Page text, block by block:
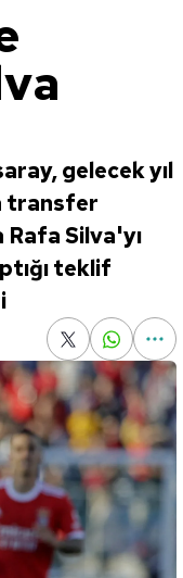
gelecek yıl
transfer
Rafa Silva'yı
teklif